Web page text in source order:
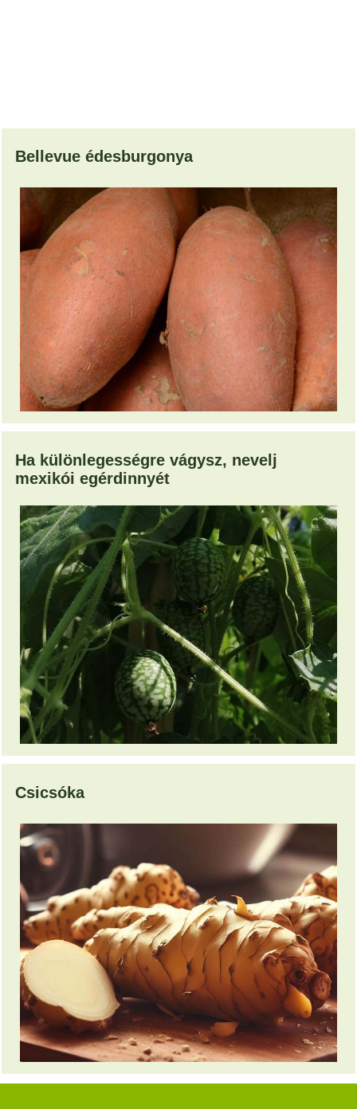
Bellevue édesburgonya
Ha különlegességre vágysz, nevelj
mexikói egérdinnyét
Csicsóka